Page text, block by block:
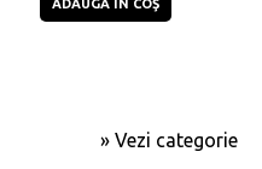
ADAUGĂ ÎN COŞ
» Vezi categorie